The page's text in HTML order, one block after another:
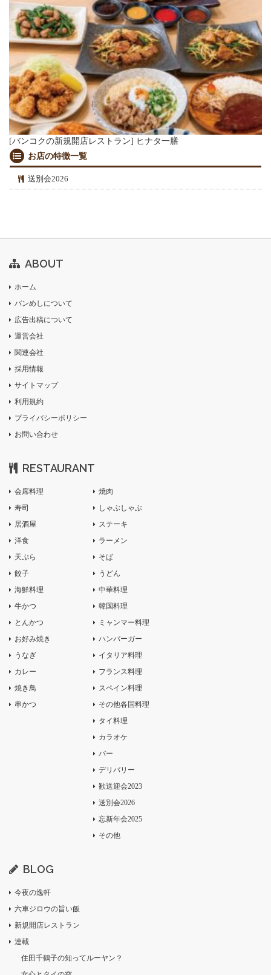
[バンコクの新規開店レストラン] ヒナタ一膳
お店の特徴一覧
送別会2026
ABOUT
ホーム
バンめしについて
広告出稿について
運営会社
関連会社
採用情報
サイトマップ
利用規約
プライバシーポリシー
お問い合わせ
RESTAURANT
会席料理
寿司
居酒屋
洋食
天ぷら
餃子
海鮮料理
牛かつ
とんかつ
お好み焼き
うなぎ
カレー
焼き鳥
串かつ
焼肉
しゃぶしゃぶ
ステーキ
ラーメン
そば
うどん
中華料理
韓国料理
ミャンマー料理
ハンバーガー
イタリア料理
フランス料理
スペイン料理
その他各国料理
タイ料理
カラオケ
バー
デリバリー
歓送迎会2023
送別会2026
忘新年会2025
その他
BLOG
今夜の逸軒
六車ジロウの旨い飯
新規開店レストラン
連載
住田千鶴子の知ってルーヤン？